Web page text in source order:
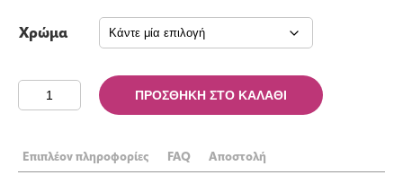
Χρώμα
Ανακλαστικό
βραχιόλι
ΠΡΟΣΘΉΚΗ ΣΤΟ ΚΑΛΆΘΙ
Επιπλέον πληροφορίες FAQ Αποστολή